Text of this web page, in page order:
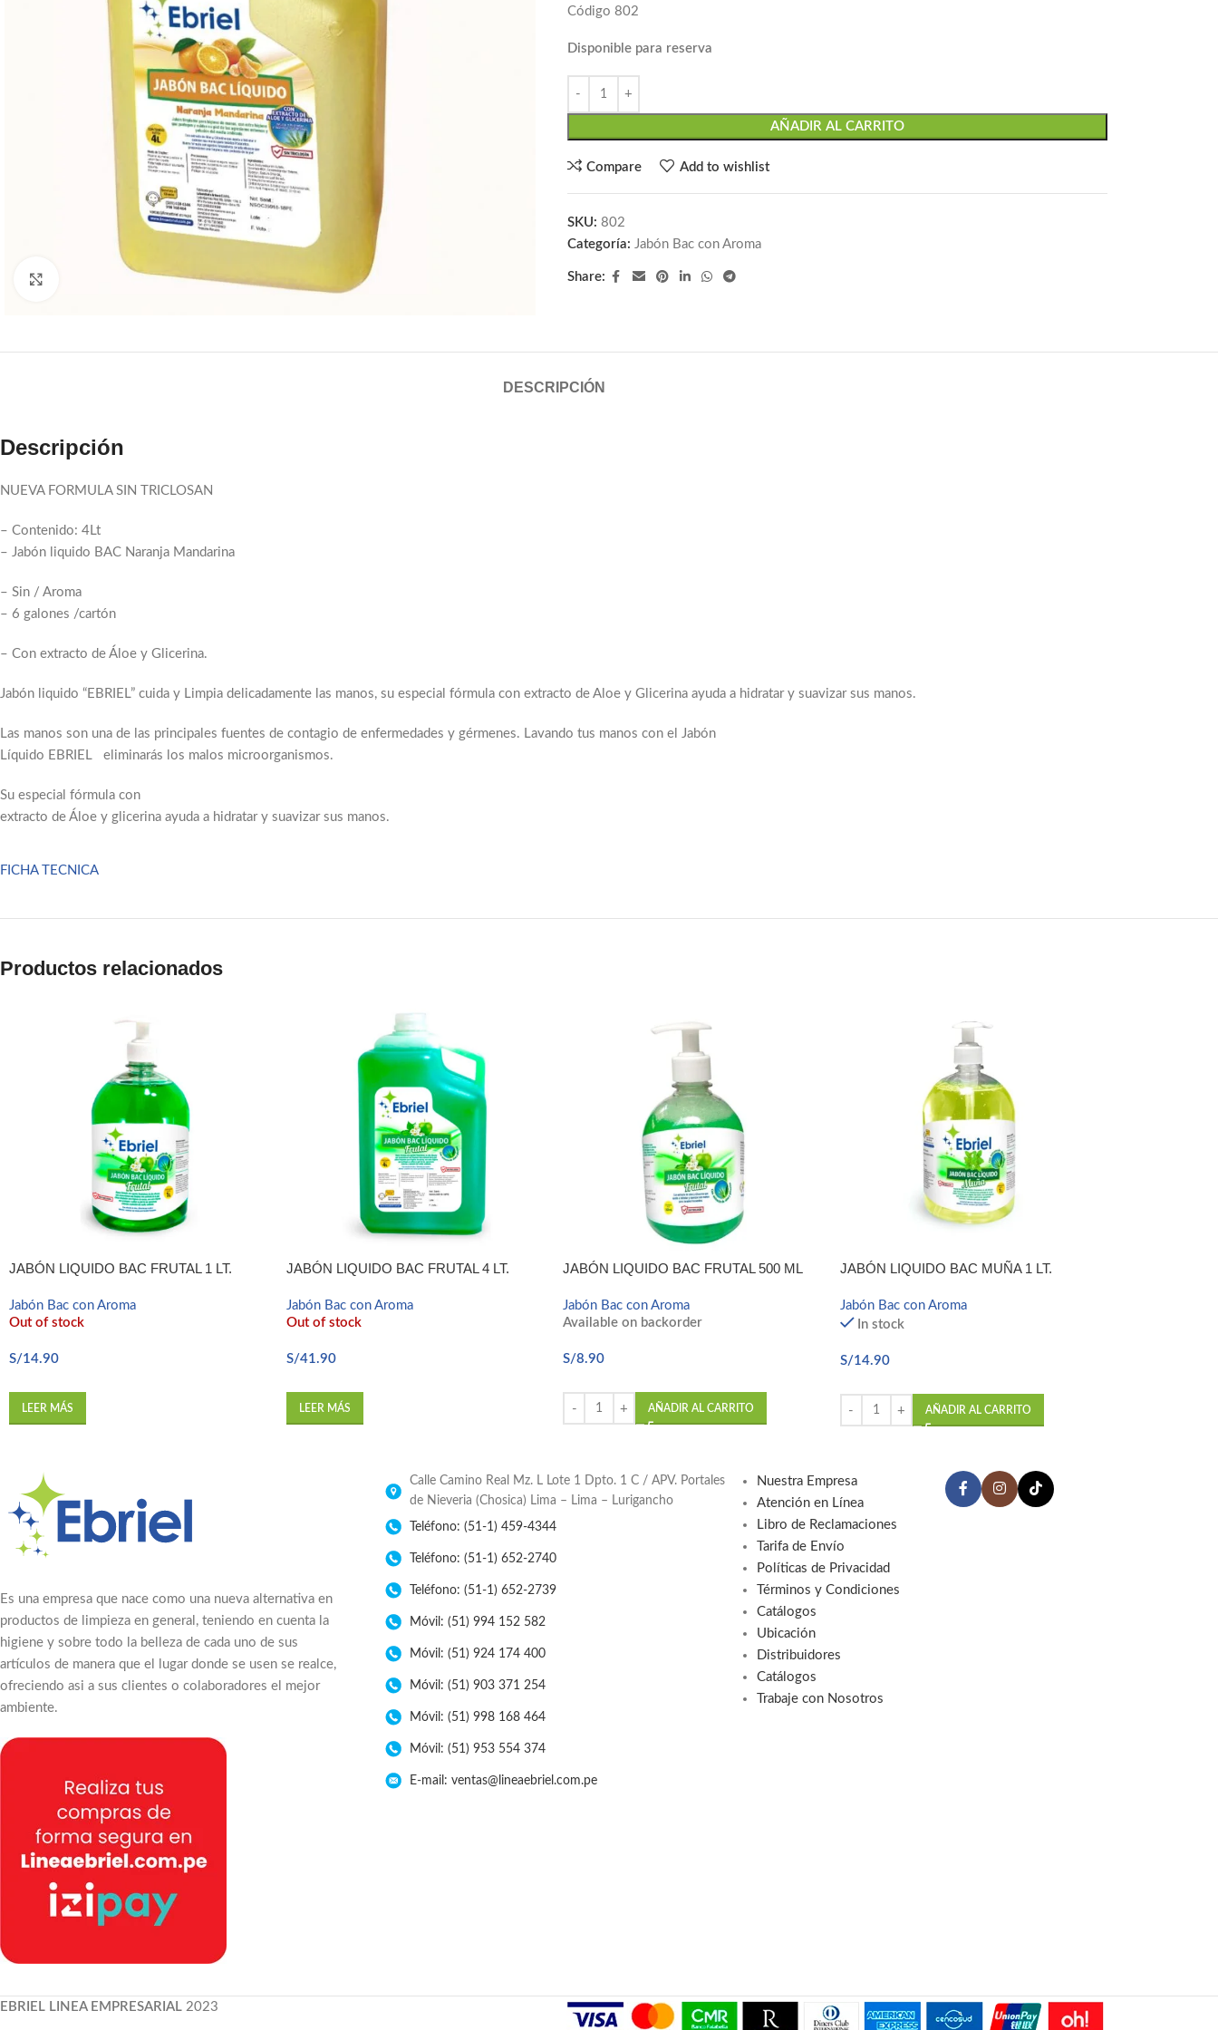
Código 802
Disponible para reserva
AÑADIR AL CARRITO
Compare Add to wishlist
SKU: 802
Categoría: Jabón Bac con Aroma
Share:
DESCRIPCIÓN
Descripción
NUEVA FORMULA SIN TRICLOSAN
– Contenido: 4Lt
– Jabón liquido BAC Naranja Mandarina
– Sin / Aroma
– 6 galones /cartón
– Con extracto de Áloe y Glicerina.
Jabón liquido “EBRIEL” cuida y Limpia delicadamente las manos, su especial fórmula con extracto de Aloe y Glicerina ayuda a hidratar y suavizar sus manos.
Las manos son una de las principales fuentes de contagio de enfermedades y gérmenes. Lavando tus manos con el Jabón
Líquido EBRIEL eliminarás los malos microorganismos.
Su especial fórmula con
extracto de Áloe y glicerina ayuda a hidratar y suavizar sus manos.
FICHA TECNICA
Productos relacionados
JABÓN LIQUIDO BAC FRUTAL 1 LT.
Jabón Bac con Aroma
Out of stock
S/14.90
LEER MÁS
JABÓN LIQUIDO BAC FRUTAL 4 LT.
Jabón Bac con Aroma
Out of stock
S/41.90
LEER MÁS
JABÓN LIQUIDO BAC FRUTAL 500 ML
Jabón Bac con Aroma
Available on backorder
S/8.90
AÑADIR AL CARRITO
JABÓN LIQUIDO BAC MUÑA 1 LT.
Jabón Bac con Aroma
In stock
S/14.90
AÑADIR AL CARRITO
Es una empresa que nace como una nueva alternativa en
productos de limpieza en general, teniendo en cuenta la
higiene y sobre todo la belleza de cada uno de sus
artículos de manera que el lugar donde se usen se realce,
ofreciendo asi a sus clientes o colaboradores el mejor
ambiente.
Calle Camino Real Mz. L Lote 1 Dpto. 1 C / APV. Portales
de Nieveria (Chosica) Lima – Lima – Lurigancho
Teléfono: (51-1) 459-4344
Teléfono: (51-1) 652-2740
Teléfono: (51-1) 652-2739
Móvil: (51) 994 152 582
Móvil: (51) 924 174 400
Móvil: (51) 903 371 254
Móvil: (51) 998 168 464
Móvil: (51) 953 554 374
E-mail: ventas@lineaebriel.com.pe
Nuestra Empresa
Atención en Línea
Libro de Reclamaciones
Tarifa de Envío
Políticas de Privacidad
Términos y Condiciones
Catálogos
Ubicación
Distribuidores
Catálogos
Trabaje con Nosotros
EBRIEL LINEA EMPRESARIAL 2023
Facebook
Email
Pinterest
WhatsApp